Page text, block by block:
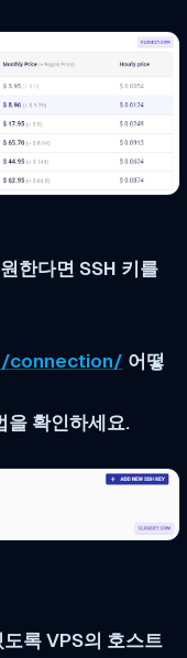
한다면 SSH 키를
connection/ 어떻
을 확인하세요.
록 VPS의 호스트